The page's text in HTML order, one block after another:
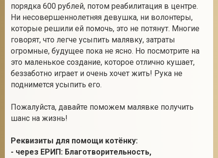
порядка 600 рублей, потом реабилитация в центре.
Ни несовершеннолетняя девушка, ни волонтеры,
которые решили ей помочь, это не потянут. Многие
говорят, что легче усыпить малявку, затраты
огромные, будущее пока не ясно. Но посмотрите на
это маленькое создание, которое отлично кушает,
беззаботно играет и очень хочет жить! Рука не
поднимется усыпить его.
Пожалуйста, давайте поможем малявке получить
шанс на жизнь!
Реквизиты для помощи котёнку:
- через ЕРИП: Благотворительность,